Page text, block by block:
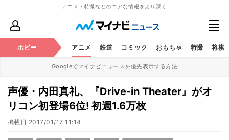
アニメ・特撮などのコアな情報をより深く
ホビー アニメ 鉄道 コミック おもちゃ 特撮 将棋
Googleでマイナビニュースを優先表示する方法
声優・内田真礼、『Drive-in Theater』がオ
リコン初登場6位! 初週1.6万枚
掲載日 2017/01/17 11:14